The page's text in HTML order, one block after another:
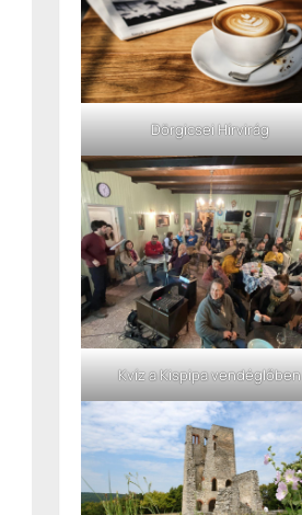
Dörgicsei Hírvirág
Kvíz a Kispipa vendéglőben